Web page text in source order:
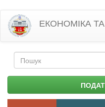
Перейти
основного
матеріалу
ЕКОНОМІКА
Пошукова
форма